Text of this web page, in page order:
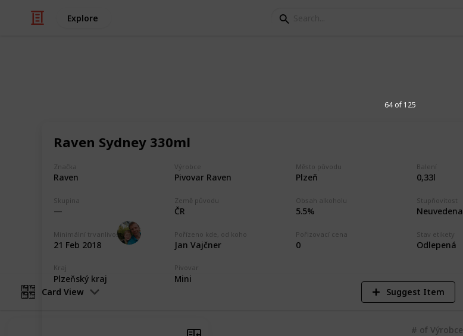
Explore
Raven Sydney 330ml
Značka
Raven
Výrobce
Pivovar Raven
Město původu
Plzeň
Balení
0,33l
Skupina Země původu
ČR
Obsah alkoholu
5.5%
Stupňovitost
Neuvedena
Minimální trvanlivost
21 Feb 2018
Pořízeno kde, od koho
Jan Vajčner
Pořizovací cena
0
Stav etikety
Odlepená
Kraj
Plzeňský kraj
Pivovar
Mini
64 of 125
Markova sbírka pivních etiket z pivovarů v Plzeňském kraji. Beer labels
collection from breweries in the Pilsen Region. Akciový pivovar Letiny, Beer
Factory, Chodovar, Knížecí pivovar Plasy, Minipivovar KH Gurmán Horšovský
Týn, Pivovar Bizon, Pivovar Dobřany, Pivovar Chříč, Pivovar Raven, Pivovar U
20th January 2020
Card View Suggest Item
# of Výrobce